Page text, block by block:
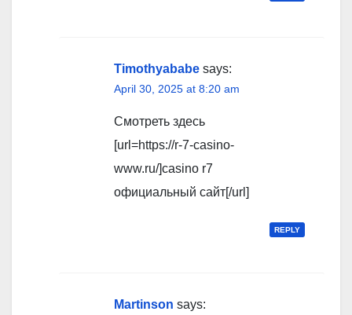
Timothyababe says:
April 30, 2025 at 8:20 am
Смотреть здесь
[url=https://r-7-casino-
www.ru/]casino r7
официальный сайт[/url]
REPLY
Martinson says: